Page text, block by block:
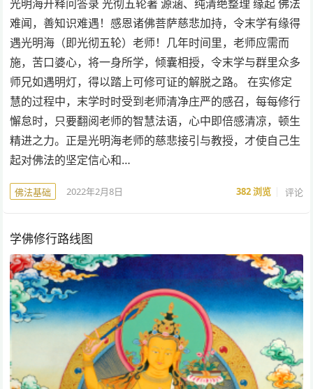
光明海开释问答录 光彻五轮著 源涵、纯清绝整理 缘起 佛法
难闻，善知识难遇！感恩诸佛菩萨慈悲加持，令末学有缘得
遇光明海（即光彻五轮）老师！几年时间里，老师应需而
施，苦口婆心，将一身所学，倾囊相授，令末学与群里众多
师兄如遇明灯，得以踏上可修可证的解脱之路。 在实修定
慧的过程中，末学时时受到老师清净庄严的感召，每每修行
懈怠时，只要翻阅老师的智慧法语，心中即倍感清凉，顿生
精进之力。正是光明海老师的慈悲接引与教授，才使自己生
起对佛法的坚定信心和…
佛法基础 2022年2月8日 382浏览 评论
学佛修行路线图